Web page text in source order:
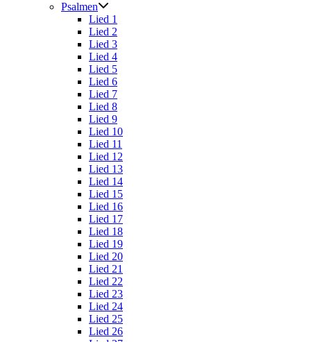
Psalmen
Lied 1
Lied 2
Lied 3
Lied 4
Lied 5
Lied 6
Lied 7
Lied 8
Lied 9
Lied 10
Lied 11
Lied 12
Lied 13
Lied 14
Lied 15
Lied 16
Lied 17
Lied 18
Lied 19
Lied 20
Lied 21
Lied 22
Lied 23
Lied 24
Lied 25
Lied 26